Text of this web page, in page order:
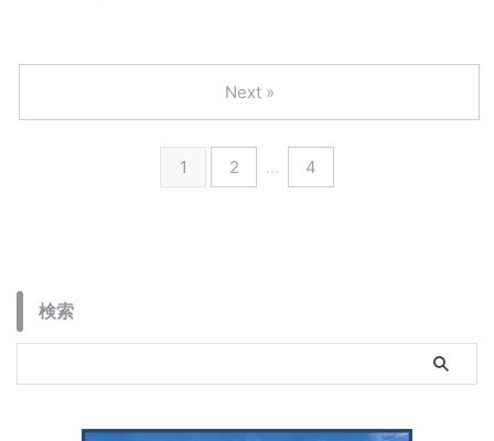
まざまな用途に使える画期的なア
イテムが誕生しました。
そんなあなたに朗報！ YOYOVAC
圧縮トラベルバッグ は、真空電
動ポンプ式でパーフェクトに圧縮
できる、まさにトラベルバッグ界
の革命児。従来の「手動でグイグ
1 2 … 4
Next »
検索